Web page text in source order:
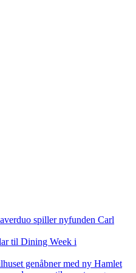
spiller nyfunden Carl
til Dining Week i
genåbner med ny Hamlet